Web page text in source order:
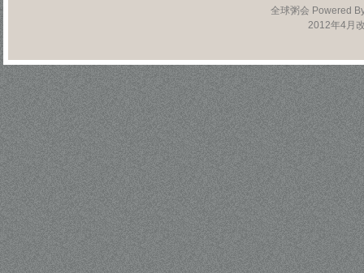
全球粥会 Powered
2012年4月